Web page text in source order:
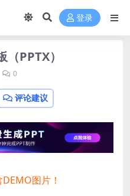
登录
PPTX）
0
评论建议
图片！